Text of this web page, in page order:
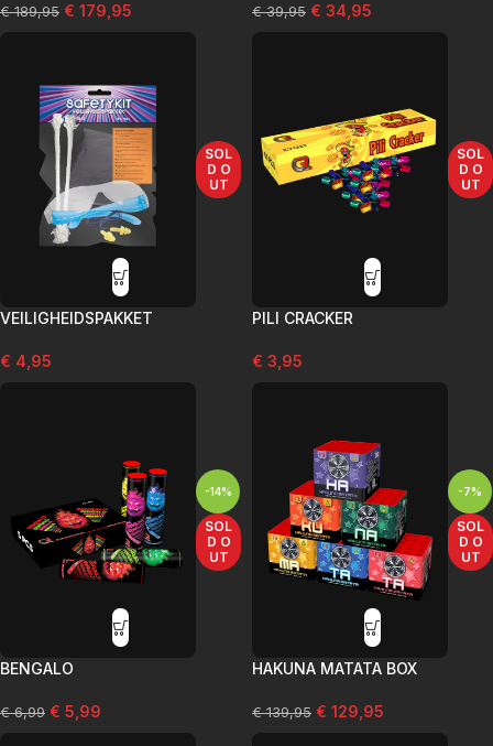
€189,95 € 179,95 €39,95 € 34,95
SOL
D O
UT
VEILIGHEIDSPAKKET
€ 4,95
SOL
D O
UT
PILI CRACKER
€ 3,95
-14%
SOL
D O
UT
BENGALO
€6,99 € 5,99
-7%
SOL
D O
UT
HAKUNA MATATA BOX
€139,95 € 129,95